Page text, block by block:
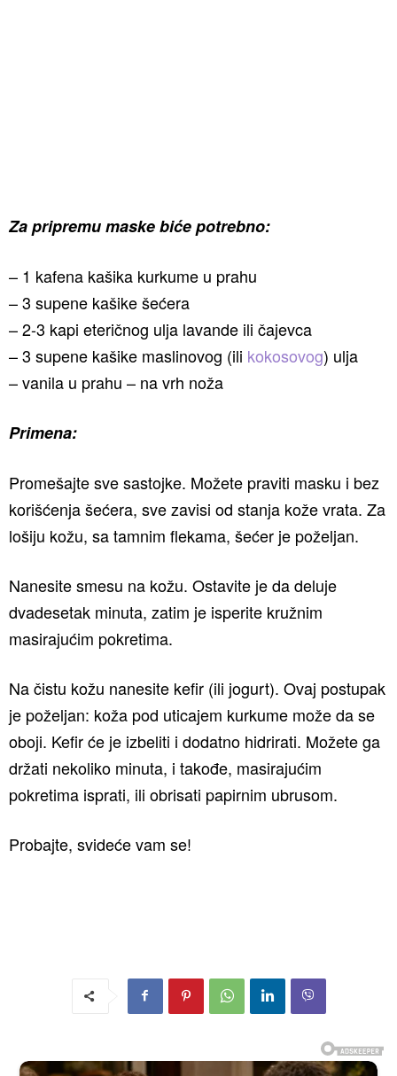
Za pripremu maske biće potrebno:
– 1 kafena kašika kurkume u prahu
– 3 supene kašike šećera
– 2-3 kapi eteričnog ulja lavande ili čajevca
– 3 supene kašike maslinovog (ili kokosovog) ulja
– vanila u prahu – na vrh noža
Primena:
Promešajte sve sastojke. Možete praviti masku i bez
korišćenja šećera, sve zavisi od stanja kože vrata. Za
lošiju kožu, sa tamnim flekama, šećer je poželjan.
Nanesite smesu na kožu. Ostavite je da deluje
dvadesetak minuta, zatim je isperite kružnim
masirajućim pokretima.
Na čistu kožu nanesite kefir (ili jogurt). Ovaj postupak
je poželjan: koža pod uticajem kurkume može da se
oboji. Kefir će je izbeliti i dodatno hidrirati. Možete ga
držati nekoliko minuta, i takođe, masirajućim
pokretima isprati, ili obrisati papirnim ubrusom.
Probajte, svideće vam se!